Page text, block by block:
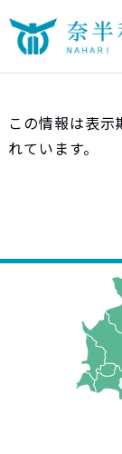
この情報は表
れています。